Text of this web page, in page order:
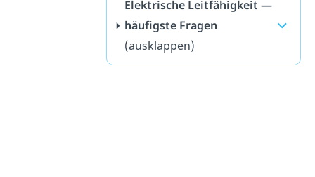
Elektrische Leitfähigkeit —
häufigste Fragen
(ausklappen)